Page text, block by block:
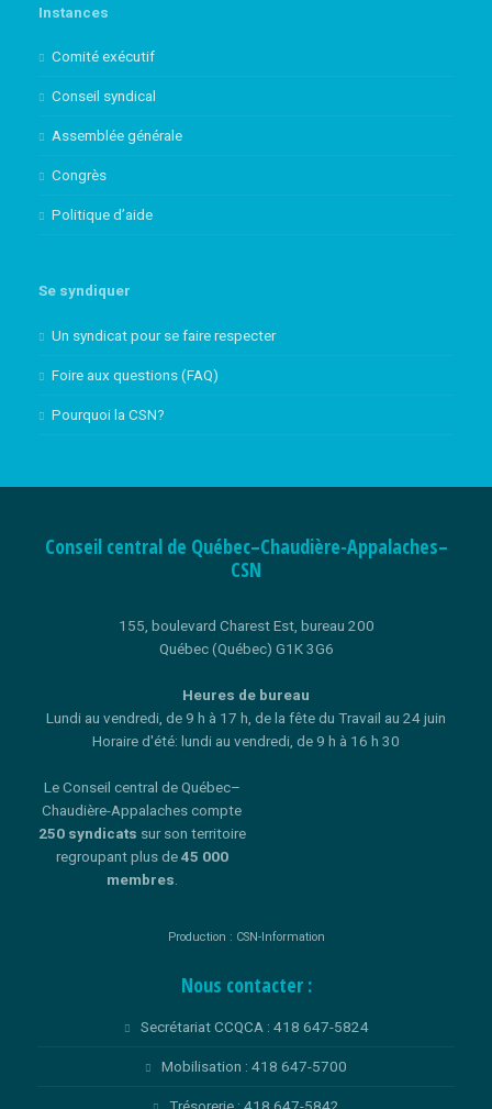
Instances
Comité exécutif
Conseil syndical
Assemblée générale
Congrès
Politique d’aide
Se syndiquer
Un syndicat pour se faire respecter
Foire aux questions (FAQ)
Pourquoi la CSN?
Conseil central de Québec–Chaudière-Appalaches–
CSN
155, boulevard Charest Est, bureau 200
Québec (Québec) G1K 3G6
Heures de bureau
Lundi au vendredi, de 9 h à 17 h, de la fête du Travail au 24 juin
Horaire d'été: lundi au vendredi, de 9 h à 16 h 30
Le Conseil central de Québec–
Chaudière-Appalaches compte
250 syndicats sur son territoire
regroupant plus de45 000
membres
Production : CSN-Information
Nous contacter :
Secrétariat CCQCA : 418 647-5824
Mobilisation : 418 647-5700